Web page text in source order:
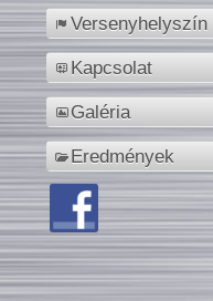
Versenyhelyszín
Kapcsolat
Galéria
Eredmények